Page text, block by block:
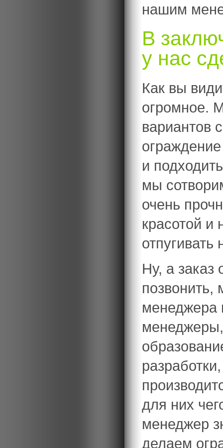
нашим
В
у нас
Как вы
огромное.
вариантов
и
мы
очень
красотой и
отпугивать
Ну, а
позвонить,
менеджера
менеджеры,
для них
менеджер
делаем